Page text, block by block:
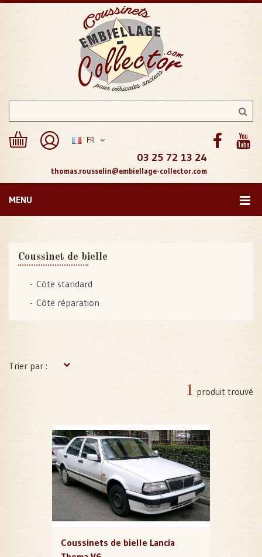
FR
03 25 72 13 24
thomas.rousselin@embiellage-collector.com
MENU
Coussinet de bielle
Côte standard
Côte réparation
Trier par :
1 produit trouvé
Coussinets de bielle Lancia